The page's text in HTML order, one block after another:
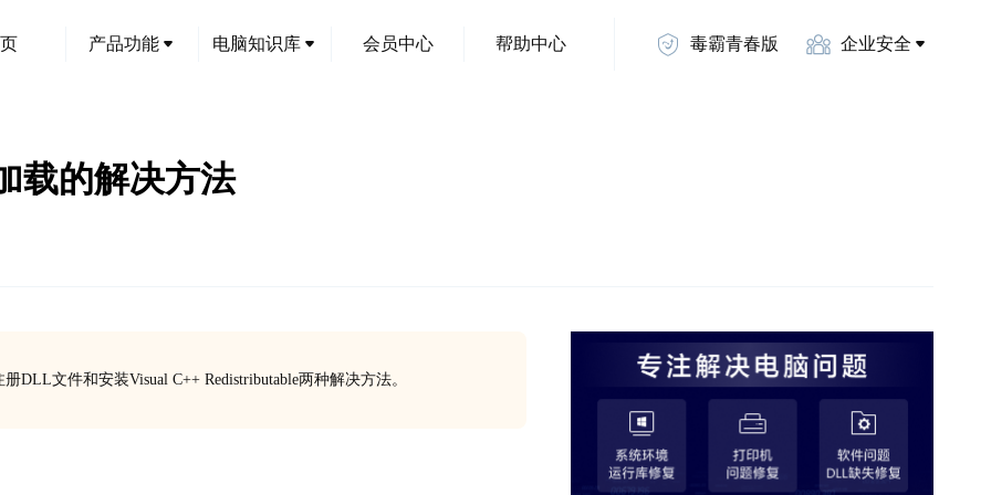
产品功能 电脑知识库 会员中心 帮助中心 毒霸青春版 企业安全
载的解决方法
DLL文件和安装Visual C++ Redistributable两种解决方法。